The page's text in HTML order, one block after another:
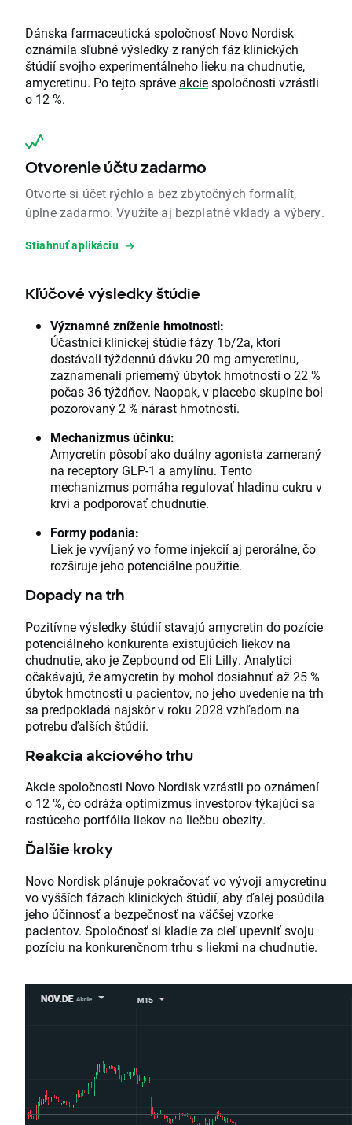
Dánska farmaceutická spoločnosť Novo Nordisk
oznámila sľubné výsledky z raných fáz klinických
štúdií svojho experimentálneho lieku na chudnutie,
amycretinu. Po tejto správe akciespoločnosti vzrástli
o 12 %.
Otvorenie účtu zadarmo
Otvorte si účet rýchlo a bez zbytočných formalít,
úplne zadarmo. Využite aj bezplatné vklady a výbery.
Stiahnuť aplikáciu
Kľúčové výsledky štúdie
Významné zníženie hmotnosti:
Účastníci klinickej štúdie fázy 1b/2a, ktorí
dostávali týždennú dávku 20 mg amycretinu,
zaznamenali priemerný úbytok hmotnosti o 22 %
počas 36 týždňov. Naopak, v placebo skupine bol
pozorovaný 2 % nárast hmotnosti.
Mechanizmus účinku:
Amycretin pôsobí ako duálny agonista zameraný
na receptory GLP-1 a amylínu. Tento
mechanizmus pomáha regulovať hladinu cukru v
krvi a podporovať chudnutie.
Formy podania:
Liek je vyvíjaný vo forme injekcií aj perorálne, čo
rozširuje jeho potenciálne použitie.
Dopady na trh
Pozitívne výsledky štúdií stavajú amycretin do pozície
potenciálneho konkurenta existujúcich liekov na
chudnutie, ako je Zepbound od Eli Lilly. Analytici
očakávajú, že amycretin by mohol dosiahnuť až 25 %
úbytok hmotnosti u pacientov, no jeho uvedenie na trh
sa predpokladá najskôr v roku 2028 vzhľadom na
potrebu ďalších štúdií.
Reakcia akciového trhu
Akcie spoločnosti Novo Nordisk vzrástli po oznámení
o 12 %, čo odráža optimizmus investorov týkajúci sa
rastúceho portfólia liekov na liečbu obezity.
Ďalšie kroky
Novo Nordisk plánuje pokračovať vo vývoji amycretinu
vo vyšších fázach klinických štúdií, aby ďalej posúdila
jeho účinnosť a bezpečnosť na väčšej vzorke
pacientov. Spoločnosť si kladie za cieľ upevniť svoju
pozíciu na konkurenčnom trhu s liekmi na chudnutie.